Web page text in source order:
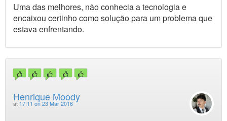
Uma das melhores, não conhecia a tecnologia e
encaixou certinho como solução para um problema que
estava enfrentando.
Henrique Moody
at 17:11 on 23 Mar 2016